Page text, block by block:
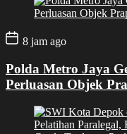
8 jam ago
Polda Metro Jaya
Perluasan Objek